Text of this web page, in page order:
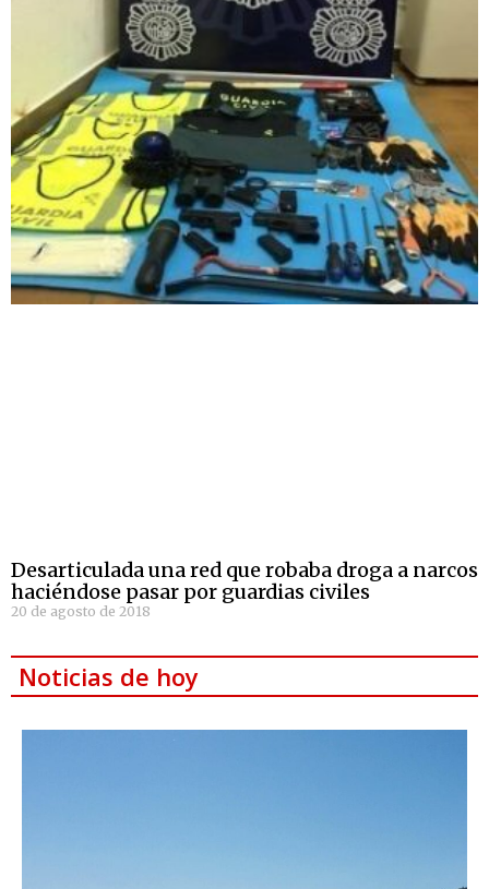
Desarticulada una red que robaba droga a narcos
haciéndose pasar por guardias civiles
20 de agosto de 2018
Noticias de hoy